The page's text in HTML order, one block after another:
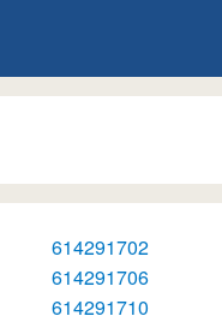
614291702
614291706
614291710